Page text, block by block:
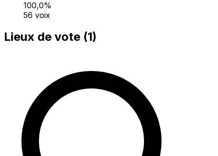
100,0%
56 voix
Lieux de vote (1)